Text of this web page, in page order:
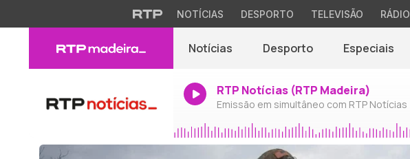
NOTÍCIAS DESPORTO TELEVISÃO RÁDIO
Notícias Desporto Especiais
RTP Notícias (RTP Madeira)
Emissão em simultâneo com RTP Notícias